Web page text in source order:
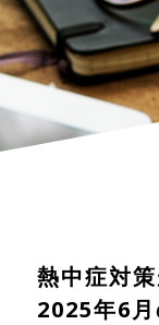
熱中症対
2025年6